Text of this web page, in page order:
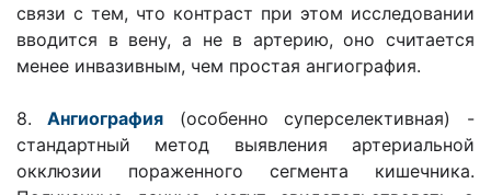
связи с тем, что контраст при этом исследовании
вводится в вену, а не в артерию, оно считается
менее инвазивным, чем простая ангиография.
8. Ангиография(особенно суперселективная) -
стандартный метод выявления артериальной
окклюзии пораженного сегмента кишечника.